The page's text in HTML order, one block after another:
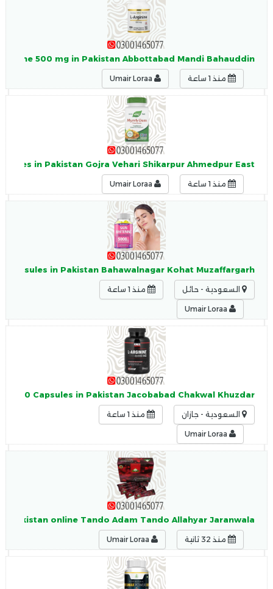
500 mg in Pakistan Abbottabad Mandi Bahauddin
منذ 1 ساعة
in Pakistan Gojra Vehari Shikarpur Ahmedpur East
منذ 1 ساعة
Capsules in Pakistan Bahawalnagar Kohat Muzaffargarh
السعودية - حائل منذ 1 ساعة
150 Capsules in Pakistan Jacobabad Chakwal Khuzdar
السعودية - جازان منذ 1 ساعة
Pakistan online Tando Adam Tando Allahyar Jaranwala
منذ 32 ثانية